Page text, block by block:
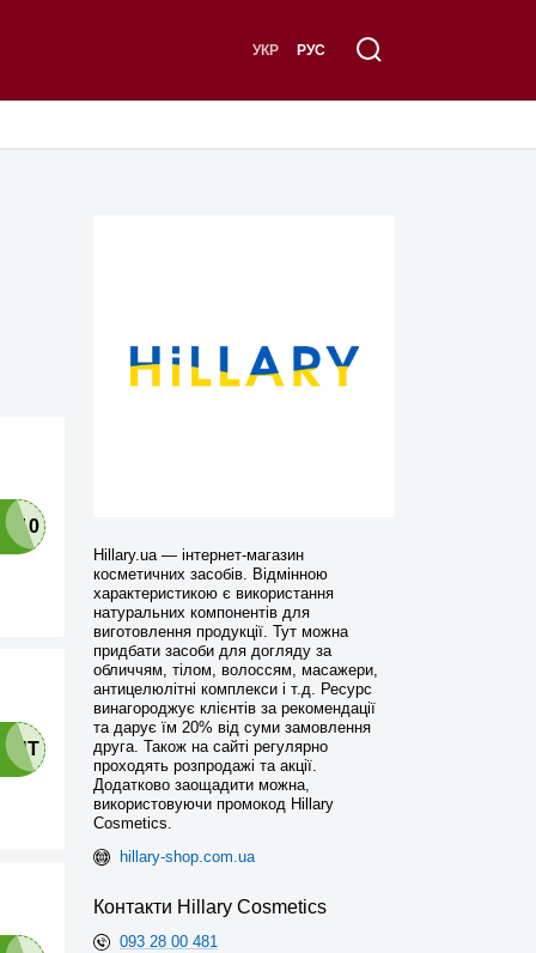
УКР РУС
Hillary.ua — інтернет-магазин
косметичних засобів. Відмінною
характеристикою є використання
натуральних компонентів для
виготовлення продукції. Тут можна
придбати засоби для догляду за
обличчям, тілом, волоссям, масажери,
антицелюлітні комплекси і т.д. Ресурс
винагороджує клієнтів за рекомендації
та дарує їм 20% від суми замовлення
друга. Також на сайті регулярно
проходять розпродажі та акції.
Додатково заощадити можна,
використовуючи промокод Hillary
Cosmetics.
hillary-shop.com.ua
Контакти Hillary Cosmetics
093 28 00 481